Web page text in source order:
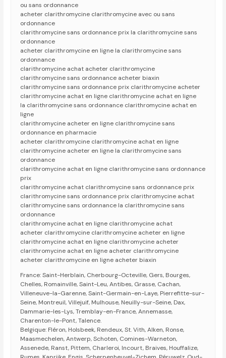
ou sans ordonnance
acheter clarithromycine clarithromycine avec ou sans
ordonnance
clarithromycine sans ordonnance prix la clarithromycine sans
ordonnance
acheter clarithromycine en ligne la clarithromycine sans
ordonnance
clarithromycine achat acheter clarithromycine
clarithromycine sans ordonnance acheter biaxin
clarithromycine sans ordonnance prix clarithromycine acheter
clarithromycine achat en ligne clarithromycine achat en ligne
la clarithromycine sans ordonnance clarithromycine achat en
ligne
clarithromycine acheter en ligne clarithromycine sans
ordonnance en pharmacie
acheter clarithromycine clarithromycine achat en ligne
clarithromycine acheter en ligne la clarithromycine sans
ordonnance
clarithromycine achat en ligne clarithromycine sans ordonnance
prix
clarithromycine achat clarithromycine sans ordonnance prix
clarithromycine sans ordonnance prix clarithromycine achat
clarithromycine sans ordonnance la clarithromycine sans
ordonnance
clarithromycine achat en ligne clarithromycine achat
acheter clarithromycine clarithromycine acheter en ligne
clarithromycine achat en ligne clarithromycine acheter
clarithromycine achat en ligne acheter clarithromycine
acheter clarithromycine en ligne acheter biaxin
France: Saint-Herblain, Cherbourg-Octeville, Gers, Bourges,
Chelles, Romainville, Saint-Leu, Antibes, Grasse, Cachan,
Villeneuve-la-Garenne, Saint-Germain-en-Laye, Pierrefitte-sur-
Seine, Montreuil, Villejuif, Mulhouse, Neuilly-sur-Seine, Dax,
Dammarie-les-Lys, Tremblay-en-France, Annemasse,
Charenton-le-Pont, Talence.
Belgique: Fléron, Holsbeek, Rendeux, St. Vith, Alken, Ronse,
Maasmechelen, Antwerp, Schoten, Comines-Warneton,
Assenede, Ranst, Pittem, Charleroi, Incourt, Braives, Houffalize,